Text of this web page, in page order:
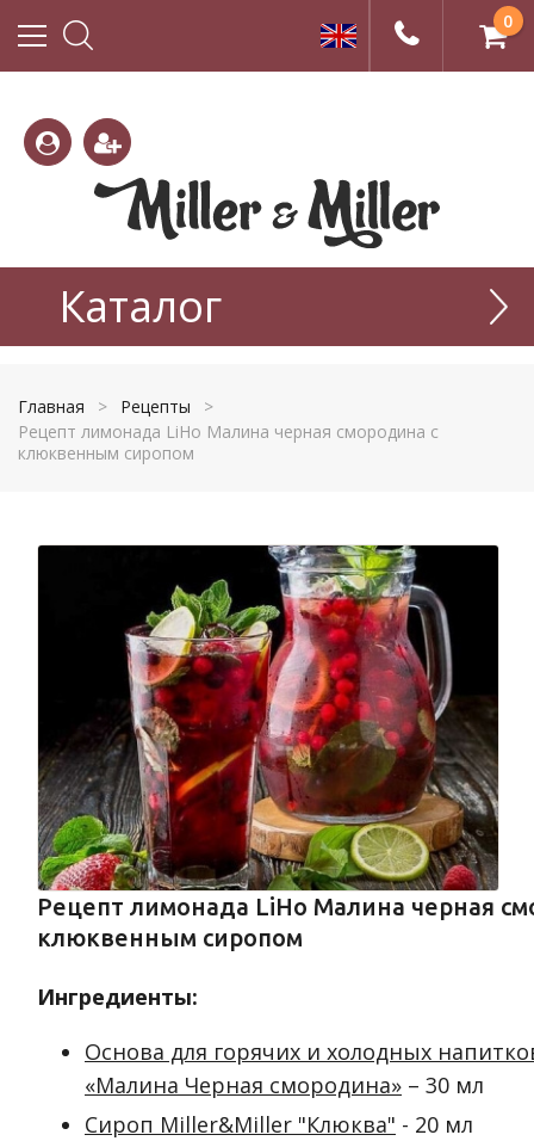
333-
(495)
0
Каталог
Главная > Рецепты
>
Рецепт лимонада LiHo Малина черная смородина с
клюквенным сиропом
Рецепт лимонада LiHo Малина черная
клюквенным сиропом
Ингредиенты:
Основа для горячих и холодных
«Малина Черная смородина» – 30 мл
Сироп Miller&Miller "Клюква" - 20 мл